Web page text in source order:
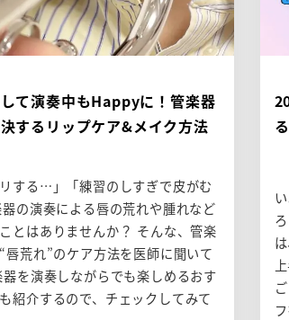
て演奏中もHappyに！管楽器
するリップケア&メイク方法
リする…」「練習のしすぎで皮がむ
の演奏による唇の荒れや腫れなど
とはありませんか？ そんな、管楽
唇荒れ”のケア方法を医師に聞いて
を演奏しながらでも楽しめるおす
紹介するので、チェックしてみて